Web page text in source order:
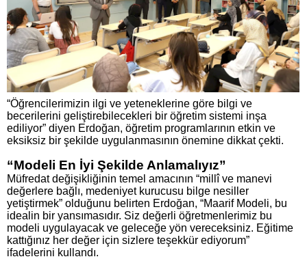
“Öğrencilerimizin ilgi ve yeteneklerine göre bilgi ve
becerilerini geliştirebilecekleri bir öğretim sistemi inşa
ediliyor” diyen Erdoğan, öğretim programlarının etkin ve
eksiksiz bir şekilde uygulanmasının önemine dikkat çekti.
“Modeli En İyi Şekilde Anlamalıyız”
Müfredat değişikliğinin temel amacının “millî ve manevi
değerlere bağlı, medeniyet kurucusu bilge nesiller
yetiştirmek” olduğunu belirten Erdoğan, “Maarif Modeli, bu
idealin bir yansımasıdır. Siz değerli öğretmenlerimiz bu
modeli uygulayacak ve geleceğe yön vereceksiniz. Eğitime
kattığınız her değer için sizlere teşekkür ediyorum”
ifadelerini kullandı.